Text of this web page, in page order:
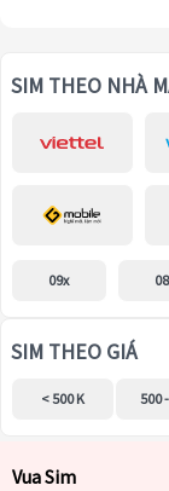
SIM THEO NHÀ
09x
SIM THEO GIÁ
< 500 K 500
Vua Sim